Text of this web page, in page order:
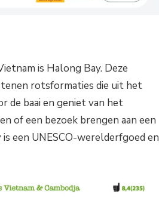
is Halong Bay. Deze
rotsformaties die uit het
de baai en geniet van het
of een bezoek brengen aan een
een UNESCO-werelderfgoed en